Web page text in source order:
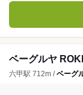
ベーグルヤ
六甲駅 712m /ベーグ